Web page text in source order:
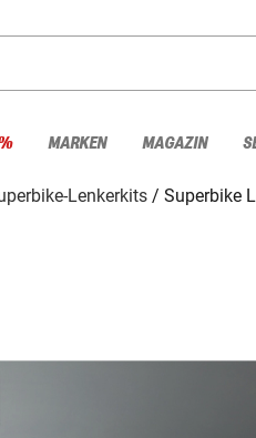
MARKEN MAGAZIN
Lenkerkits
Superbike